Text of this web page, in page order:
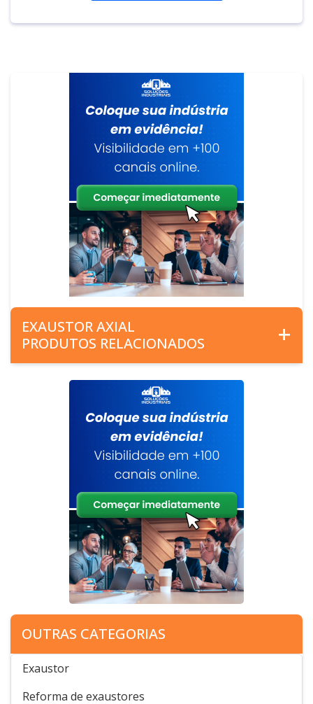
EXAUSTOR AXIAL
PRODUTOS RELACIONADOS
OUTRAS CATEGORIAS
Exaustor
Reforma de exaustores